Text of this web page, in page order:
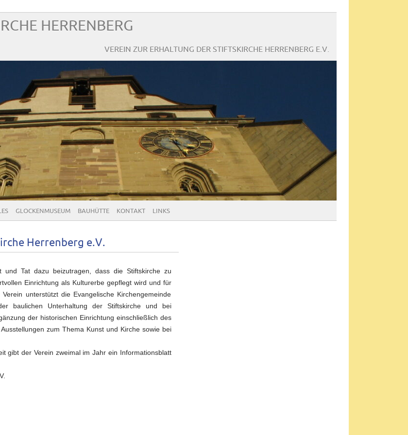
HERRENBERG
VEREIN ZUR ERHALTUNG DER STIFTSKIRCHE HERRENBERG E.V.
GLOCKENMUSEUM BAUHÜTTE KONTAKT LINKS
Herrenberg e.V.
Tat dazu beizutragen, dass die Stiftskirche zu
Einrichtung als Kulturerbe gepflegt wird und für
unterstützt die Evangelische Kirchengemeinde
baulichen Unterhaltung der Stiftskirche und bei
der historischen Einrichtung einschließlich des
zum Thema Kunst und Kirche sowie bei
gibt der Verein zweimal im Jahr ein Informationsblatt